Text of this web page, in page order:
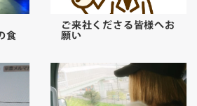
食
ご来社くださる皆様へお
願い